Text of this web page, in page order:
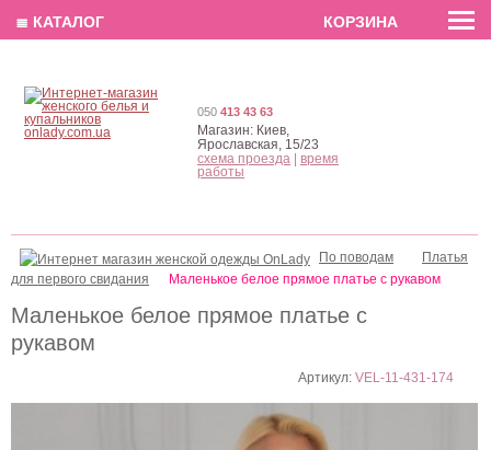
EN РУС
Маленькое белое прямое платье с
рукавом
Артикул:VEL-11-431-174
По поводам
Платья
для первого свидания
Маленькое белое прямое платье с рукавом
050 413 43 63
Магазин: Киев,
Ярославская, 15/23
схема проезда
время
работы
≣ КАТАЛОГ КОРЗИНА